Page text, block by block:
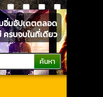
อิ่มอัปเดตตลอด
ครบจบในที่เดียว
ค้นหา